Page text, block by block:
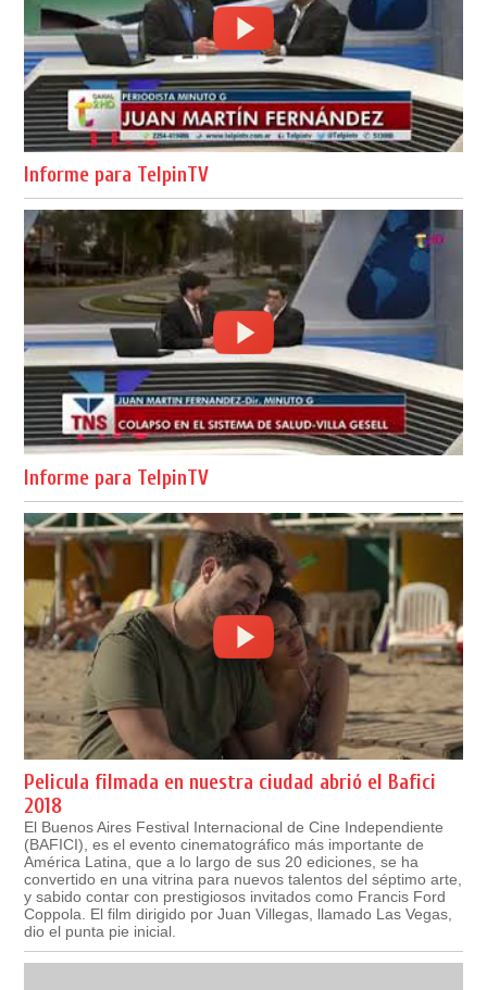
Informe para TelpinTV
Informe para TelpinTV
Pelicula filmada en nuestra ciudad abrió el Bafici
2018
El Buenos Aires Festival Internacional de Cine Independiente
(BAFICI), es el evento cinematográfico más importante de
América Latina, que a lo largo de sus 20 ediciones, se ha
convertido en una vitrina para nuevos talentos del séptimo arte,
y sabido contar con prestigiosos invitados como Francis Ford
Coppola. El film dirigido por Juan Villegas, llamado Las Vegas,
dio el punta pie inicial.